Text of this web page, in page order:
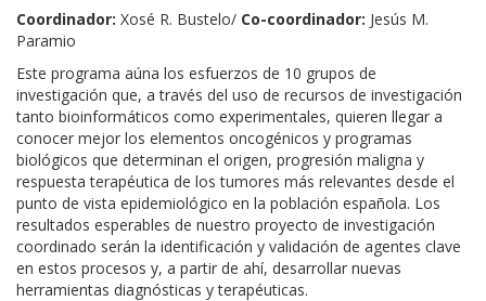
Coordinador: Xosé R. Bustelo/ Co-coordinador: Jesús M.
Paramio
Este programa aúna los esfuerzos de 10 grupos de
investigación que, a través del uso de recursos de investigación
tanto bioinformáticos como experimentales, quieren llegar a
conocer mejor los elementos oncogénicos y programas
biológicos que determinan el origen, progresión maligna y
respuesta terapéutica de los tumores más relevantes desde el
punto de vista epidemiológico en la población española. Los
resultados esperables de nuestro proyecto de investigación
coordinado serán la identificación y validación de agentes clave
en estos procesos y, a partir de ahí, desarrollar nuevas
herramientas diagnósticas y terapéuticas.